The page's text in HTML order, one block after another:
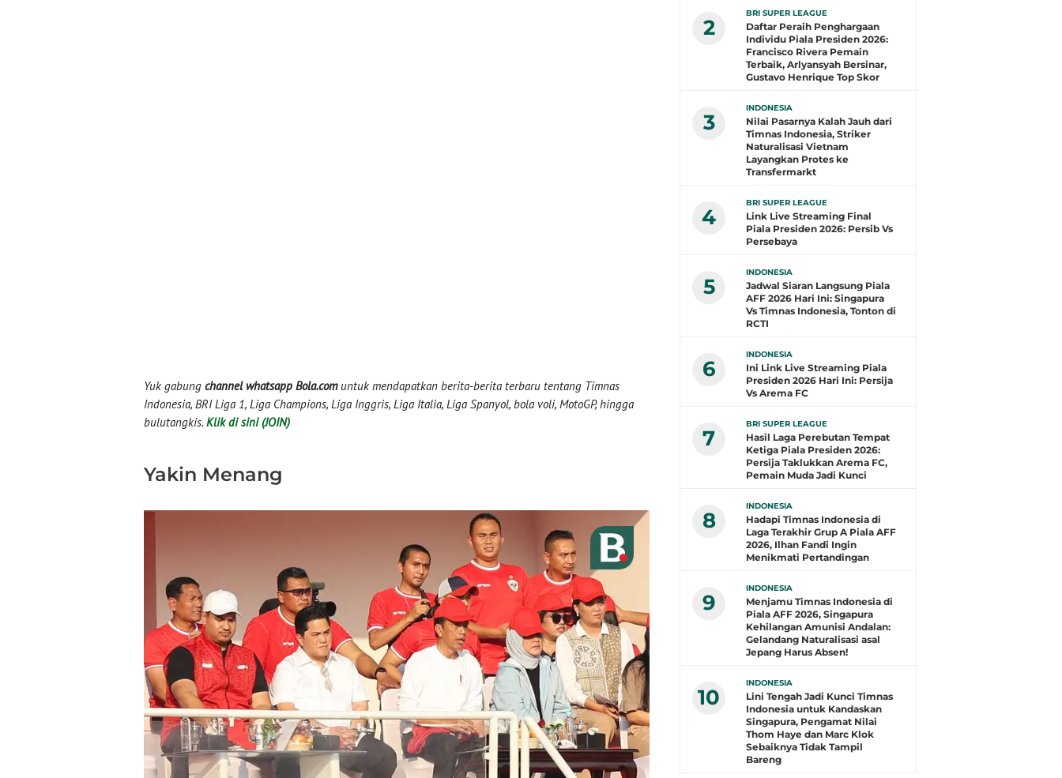
Yuk gabung channel whatsapp Bola.comuntuk mendapatkan berita-berita terbaru tentang Timnas
Indonesia, BRI Liga 1, Liga Champions, Liga Inggris, Liga Italia, Liga Spanyol, bola voli, MotoGP, hingga
bulutangkis. Klik di sini (JOIN)
Yakin Menang
2
BRI SUPER LEAGUE
Daftar Peraih Penghargaan
Individu Piala Presiden 2026:
Francisco Rivera Pemain
Terbaik, Arlyansyah Bersinar,
Gustavo Henrique Top Skor
3
INDONESIA
Nilai Pasarnya Kalah Jauh dari
Timnas Indonesia, Striker
Naturalisasi Vietnam
Layangkan Protes ke
Transfermarkt
4
BRI SUPER LEAGUE
Link Live Streaming Final
Piala Presiden 2026: Persib Vs
Persebaya
5
INDONESIA
Jadwal Siaran Langsung Piala
AFF 2026 Hari Ini: Singapura
Vs Timnas Indonesia, Tonton di
RCTI
6
INDONESIA
Ini Link Live Streaming Piala
Presiden 2026 Hari Ini: Persija
Vs Arema FC
7
BRI SUPER LEAGUE
Hasil Laga Perebutan Tempat
Ketiga Piala Presiden 2026:
Persija Taklukkan Arema FC,
Pemain Muda Jadi Kunci
8
INDONESIA
Hadapi Timnas Indonesia di
Laga Terakhir Grup A Piala AFF
2026, Ilhan Fandi Ingin
Menikmati Pertandingan
9
INDONESIA
Menjamu Timnas Indonesia di
Piala AFF 2026, Singapura
Kehilangan Amunisi Andalan:
Gelandang Naturalisasi asal
Jepang Harus Absen!
10
INDONESIA
Lini Tengah Jadi Kunci Timnas
Indonesia untuk Kandaskan
Singapura, Pengamat Nilai
Thom Haye dan Marc Klok
Sebaiknya Tidak Tampil
Bareng